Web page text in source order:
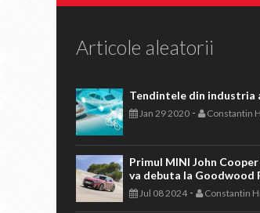
Articole aleatorii
Tendintele din industria
Jan 29 2020 - Constantin
Primul MINI John
va debuta la Goodwood
Jul 08 2024- Constantin